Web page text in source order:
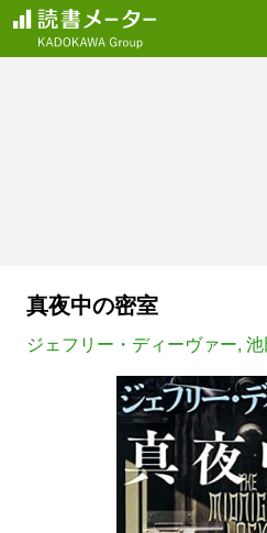
真夜中の密室
ジェフリー・ディーヴァー, 池